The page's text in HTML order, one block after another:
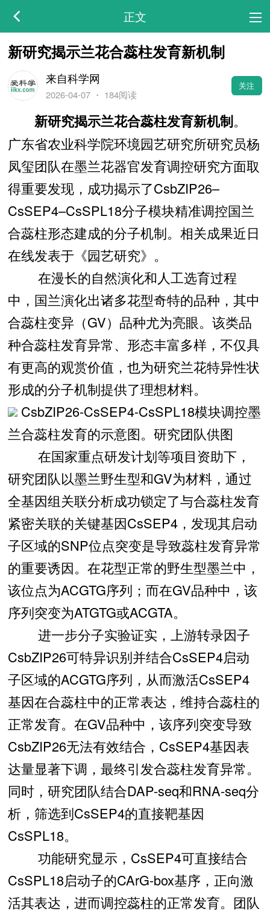
正文
新研究揭示兰花合蕊柱发育新机制
来自科学网
2026-04-07・ 184阅读
关注
新研究揭示兰花合蕊柱发育新机制。
广东省农业科学院环境园艺研究所研究员杨
凤玺团队在墨兰花器官发育调控研究方面取
得重要发现，成功揭示了CsbZIP26–
CsSEP4–CsSPL18分子模块精准调控国兰
合蕊柱形态建成的分子机制。相关成果近日
在线发表于《园艺研究》。
在漫长的自然演化和人工选育过程
中，国兰演化出诸多花型奇特的品种，其中
合蕊柱变异（GV）品种尤为亮眼。该类品
种合蕊柱发育异常、形态丰富多样，不仅具
有更高的观赏价值，也为研究兰花特异性状
形成的分子机制提供了理想材料。
CsbZIP26-CsSEP4-CsSPL18模块调控墨
兰合蕊柱发育的示意图。研究团队供图
在国家重点研发计划等项目资助下，
研究团队以墨兰野生型和GV为材料，通过
全基因组关联分析成功锁定了与合蕊柱发育
紧密关联的关键基因CsSEP4，发现其启动
子区域的SNP位点突变是导致蕊柱发育异常
的重要诱因。在花型正常的野生型墨兰中，
该位点为ACGTG序列；而在GV品种中，该
序列突变为ATGTG或ACGTA。
进一步分子实验证实，上游转录因子
CsbZIP26可特异识别并结合CsSEP4启动
子区域的ACGTG序列，从而激活CsSEP4
基因在合蕊柱中的正常表达，维持合蕊柱的
正常发育。在GV品种中，该序列突变导致
CsbZIP26无法有效结合，CsSEP4基因表
达量显著下调，最终引发合蕊柱发育异常。
同时，研究团队结合DAP-seq和RNA-seq分
析，筛选到CsSEP4的直接靶基因
CsSPL18。
功能研究显示，CsSEP4可直接结合
CsSPL18启动子的CArG-box基序，正向激
活其表达，进而调控蕊柱的正常发育。团队